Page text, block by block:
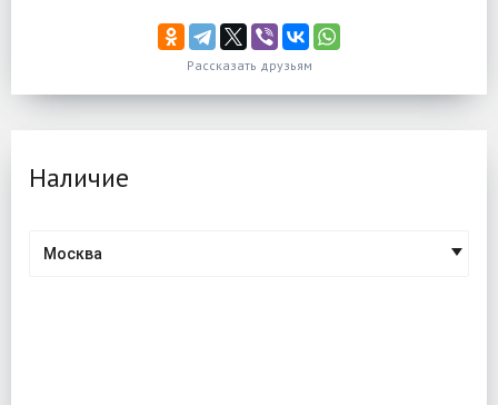
Рассказать друзьям
Наличие
Москва